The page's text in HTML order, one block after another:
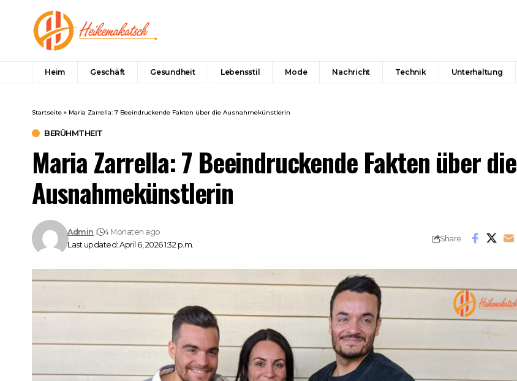
Heim Geschäft Gesundheit Lebensstil Mode Nachricht Technik Unterhaltung
Startseite » Maria Zarrella: 7 Beeindruckende Fakten über die Ausnahmekünstlerin
BERÜHMTHEIT
Maria Zarrella: 7 Beeindruckende Fakten über die
Ausnahmekünstlerin
Last updated: April 6, 2026 1:32 p.m.
Admin 4 Monaten ago
Share